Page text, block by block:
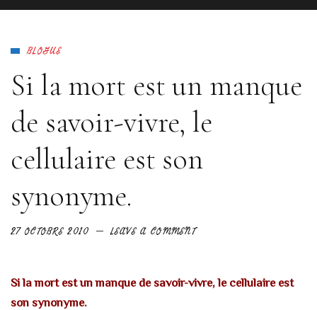
BLOGUE
Si la mort est un manque
de savoir-vivre, le
cellulaire est son
synonyme.
27 OCTOBRE 2010 LEAVE A COMMENT
Si la mort est un manque de savoir-vivre, le cellulaire est
son synonyme.